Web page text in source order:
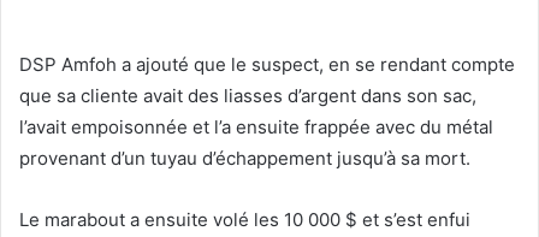
DSP Amfoh a ajouté que le suspect, en se rendant compte
que sa cliente avait des liasses d’argent dans son sac,
l’avait empoisonnée et l’a ensuite frappée avec du métal
provenant d’un tuyau d’échappement jusqu’à sa mort.
Le marabout a ensuite volé les 10 000 $ et s’est enfui